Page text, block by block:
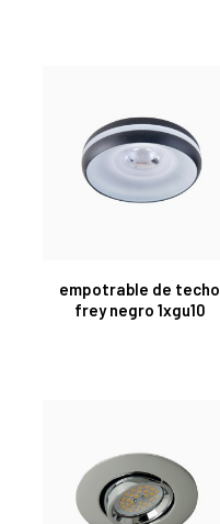
empotrable de techo
frey negro 1xgu10